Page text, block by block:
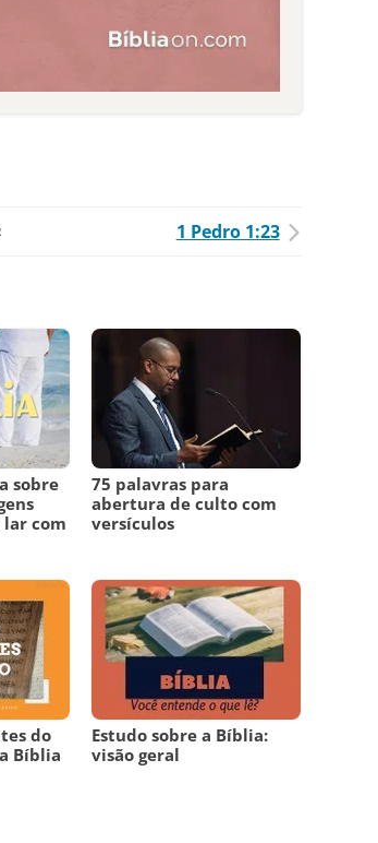
1 Pedro 1:23
sobre
com
75 palavras para
abertura de culto com
versículos
do
Bíblia
Estudo sobre a Bíblia:
visão geral